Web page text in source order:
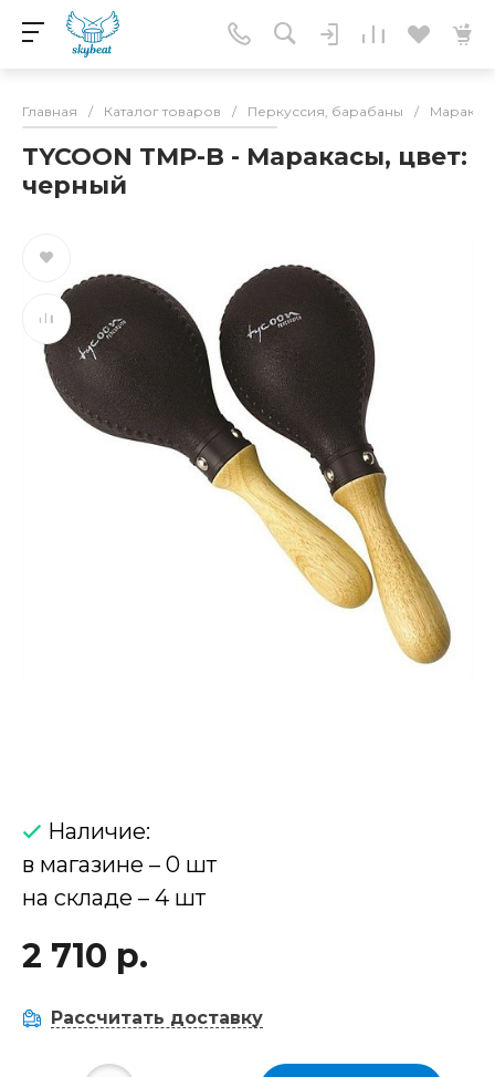
Главная / Каталог товаров / Перкуссия, барабаны /
TYCOON TMP-B - Маракасы, цвет:
черный
Наличие:
в магазине – 0 шт
на складе – 4 шт
2 710 р.
Рассчитать доставку